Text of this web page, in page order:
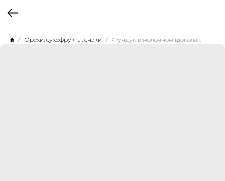
Орехи, сухофрукты, снэки Фундук в молочном шоколаде 1 кг